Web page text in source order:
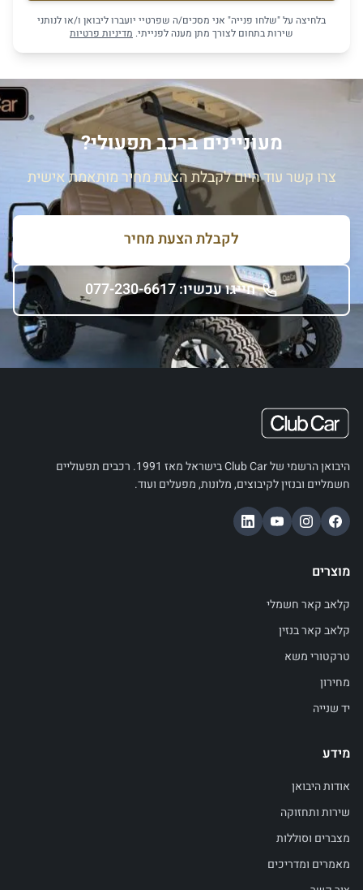
בלחיצה על "שלחו פנייה" אני מסכים/ה שפרטיי יועברו ליבואן ו/או לנותני
שירות בתחום לצורך מתן מענה לפנייתי. מדיניות פרטיות
מעוניינים ברכב תפעולי?
צרו קשר עוד היום לקבלת הצעת מחיר מותאמת אישית
לקבלת הצעת מחיר
חייגו עכשיו: 077-230-6617
היבואן הרשמי של Club Car בישראל מאז 1991. רכבים תפעוליים
חשמליים ובנזין לקיבוצים, מלונות, מפעלים ועוד.
מוצרים
קלאב קאר חשמלי
קלאב קאר בנזין
טרקטורי משא
מחירון
יד שנייה
מידע
אודות היבואן
שירות ותחזוקה
מצברים וסוללות
מאמרים ומדריכים